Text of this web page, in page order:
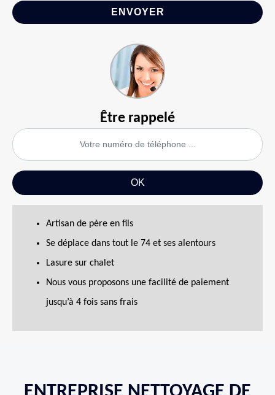
Être rappelé
Artisan de père en fils
Se déplace dans tout le 74 et ses alentours
Lasure sur chalet
Nous vous proposons une facilité de paiement
jusqu’à 4 fois sans frais